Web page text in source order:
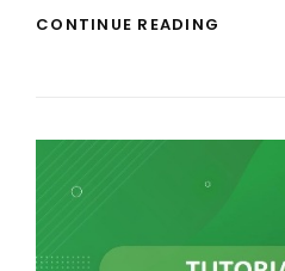
CONTINUE READING